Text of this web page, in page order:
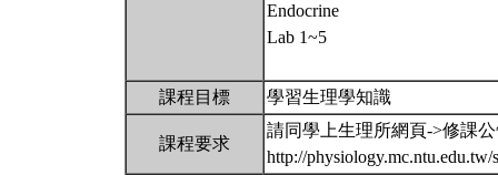
Endocrine
Lab 1~5
課程目標 學習生理學知識
課程要求
請同學上生理所網頁->修課
http://